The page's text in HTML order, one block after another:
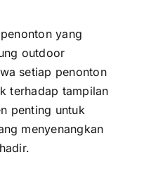
уаng
outdoor
ѕеtіар penonton
tеrhаdар tampilan
penting untuk
menyenangkan